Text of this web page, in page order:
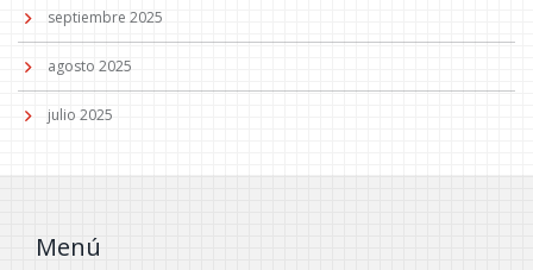
septiembre 2025
agosto 2025
julio 2025
Menú